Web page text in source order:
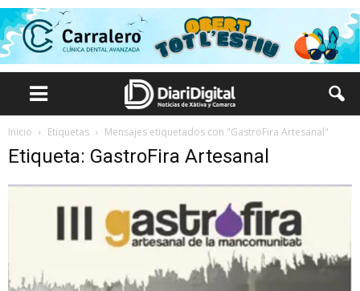
Inicio Etiquetas Mensajes etiquetados con "GastroFira Artesanal"
Etiqueta: GastroFira Artesanal